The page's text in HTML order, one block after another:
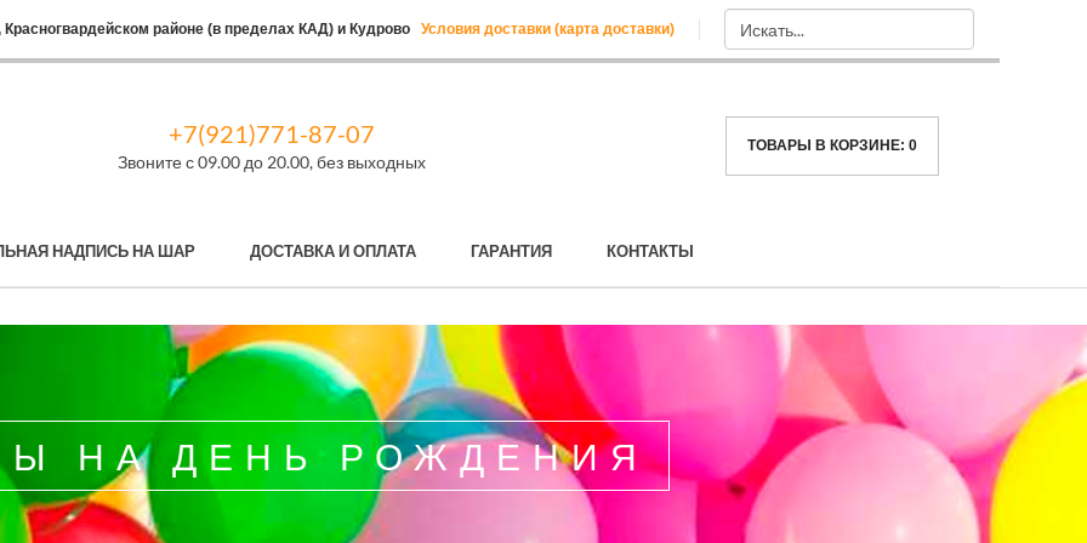
районе (в пределах КАД) и Кудрово Условия доставки (карта доставки)
+7(921)771-87-07
Звоните с 09.00 до 20.00, без выходных
ТОВАРЫ В КОРЗИНЕ: 0
НАДПИСЬ НА ШАР ДОСТАВКА И ОПЛАТА ГАРАНТИЯ КОНТАКТЫ
НА ДЕНЬ РОЖДЕНИЯ